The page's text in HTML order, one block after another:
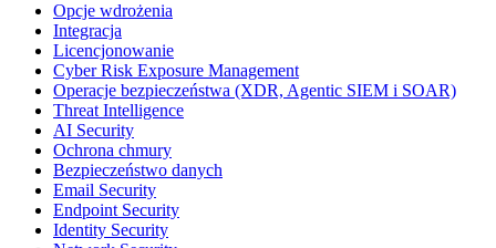
Opcje wdrożenia
Integracja
Licencjonowanie
Cyber Risk Exposure Management
Operacje bezpieczeństwa (XDR, Agentic SIEM i SOAR)
Threat Intelligence
AI Security
Ochrona chmury
Bezpieczeństwo danych
Email Security
Endpoint Security
Identity Security